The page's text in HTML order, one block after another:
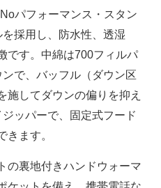
パフォーマンス・スタン
採用し、防水性、透湿
です。中綿は700フィルパ
で、バッフル（ダウン区
施してダウンの偏りを抑え
ッパーで、固定式フード
きます。
裏地付きハンドウォーマ